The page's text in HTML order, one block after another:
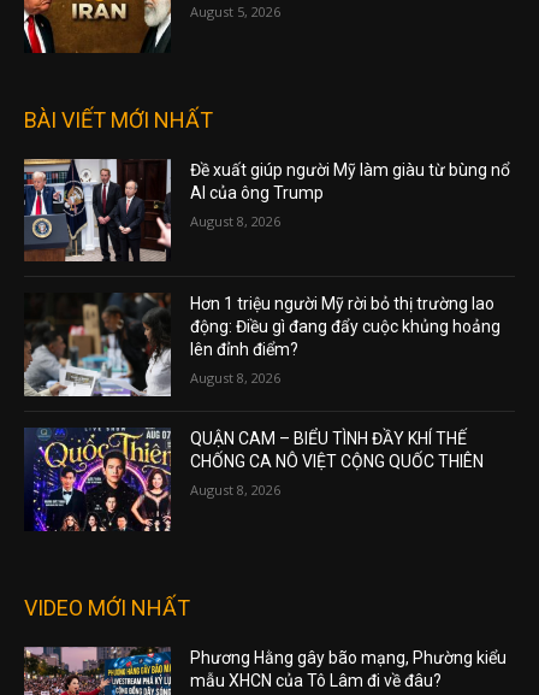
August 5, 2026
BÀI VIẾT MỚI NHẤT
Đề xuất giúp người Mỹ làm giàu từ bùng nổ
AI của ông Trump
August 8, 2026
Hơn 1 triệu người Mỹ rời bỏ thị trường lao
động: Điều gì đang đẩy cuộc khủng hoảng
lên đỉnh điểm?
August 8, 2026
QUẬN CAM – BIỂU TÌNH ĐẦY KHÍ THẾ
CHỐNG CA NÔ VIỆT CỘNG QUỐC THIÊN
August 8, 2026
VIDEO MỚI NHẤT
Phương Hằng gây bão mạng, Phường kiểu
mẫu XHCN của Tô Lâm đi về đâu?